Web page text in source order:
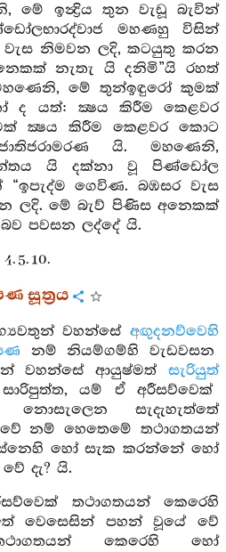
මේ ඉන්‍ද්‍රිය තුන වැඩූ බැවින්
මහණහු විසින්
වැස නිමවන ලදි, කටයුතු කරන
නැතැ යි දනිමි”යි රහත්
මේ තුන්ඉඳුරෝ කුමක්
ද යත්: ක්‍ෂය කිරීම කෙළවර
ක්‍ෂය කිරීම කෙළවර කොට
යි. මහණෙනි,
යි දක්නා වූ පිණ්ඩෝල
“ඉපැද්ම ගෙවිණ. බඹසර වැස
ලදි. මේ බැව් පිණිස අනෙකක්
පවසන ලද්දේ යි.
4. 5. 10.
සූත්‍රය
වහන්සේ අඟුදනව්වෙහි
නම් නියම්ගම්හි වැඩවසන
වහන්සේ ආයුෂ්මත් සැරියුත්
යම් ඒ අරීසව්වෙක්
සැදැහැත්තේ
නම් හෙතෙමේ තථාගතයන්
හෝ සැක කරන්නේ හෝ
දැ? යි.
තථාගතයන් කෙරෙහි
වෙසෙසින් පහන් වූයේ වේ
කෙරෙහි හෝ